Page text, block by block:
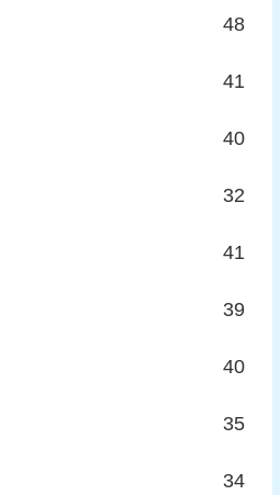
48
41
40
32
41
39
40
35
34